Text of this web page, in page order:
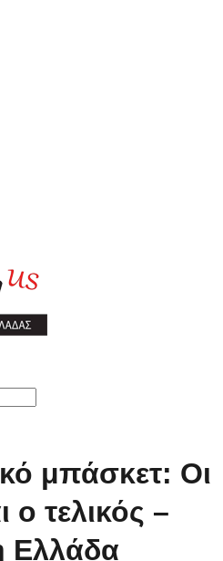
μπάσκετ: Οι
ο τελικός –
Ελλάδα